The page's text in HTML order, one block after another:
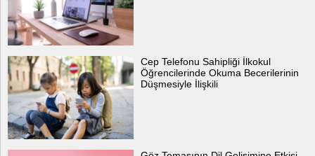
Cep Telefonu Sahipliği İlkokul
Öğrencilerinde Okuma Becerilerinin
Düşmesiyle İlişkili